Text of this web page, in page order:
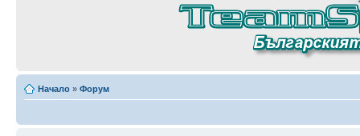
Начало » Форум